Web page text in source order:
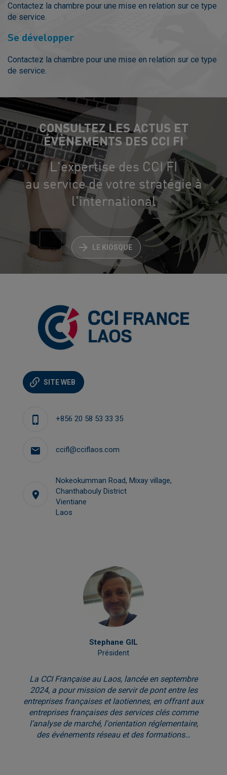
Contactez la chambre pour une mise en relation sur ce type
de service.
Se développer
Contactez la chambre pour une mise en relation sur ce type
de service.
CONSULTEZ LES ACTUS ET
ÉVÈNEMENTS DES CCI FI
L'expertise des CCI FI
au service de votre stratégie à
l'international
LE KIOSQUE
SITE WEB
+856 20 58 53 33 35
ccifl@cciflaos.com
Nokeokumman Road, Mixay village,
Chanthabouly District
Vientiane
Laos
Stephane GIL
Président
La CCI Française au Laos, lancée en septembre
2024, a pour mission de servir de pont entre les
entreprises françaises et laotiennes, en offrant aux
entreprises françaises des services clés comme
l’analyse de marché, l'orientation réglementaire,
des événements réseau et des formations…